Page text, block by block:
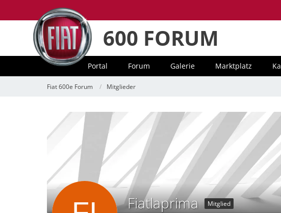
600 FORUM
Portal Forum Galerie Marktplatz
Fiat 600e Forum Mitglieder
Fiatlaprima Mitglied